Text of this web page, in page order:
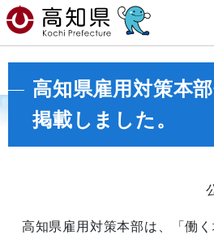
高知県雇用対策本
掲載しました。
高知県雇用対策本部は、「働く